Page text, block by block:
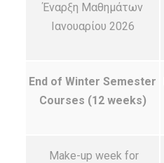
Έναρξη Μαθημάτων
Ιανουαρίου 2026
End of Winter Semester
Courses (12 weeks)
Make-up week for